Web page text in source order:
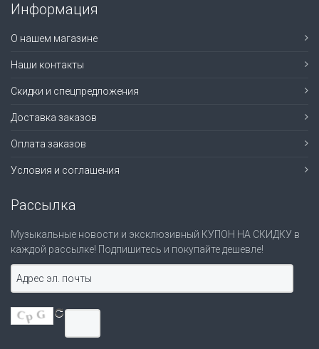
Информация
О нашем магазине
Наши контакты
Скидки и спецпредложения
Доставка заказов
Оплата заказов
Условия и соглашения
Рассылка
Музыкальные новости и эксклюзивный КУПОН НА СКИДКУ в
каждой рассылке! Подпишитесь и покупайте дешевле!